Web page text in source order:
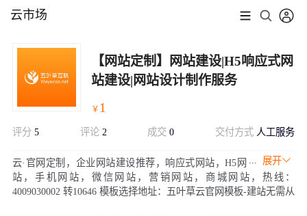
云市场
【网站定制】网站建设|H5响应式网
站建设|网站设计制作服务
￥ 1
评分 5 评论 2 成交0 交付方式 人工服务
展开
云·官网定制，企业网站建设推荐，响应式网站，H5网
站，手机网站，微信网站，营销网站，商城网站，热线：
4009030002 转10646 模板选择地址：五叶草云官网模板-建站无需从